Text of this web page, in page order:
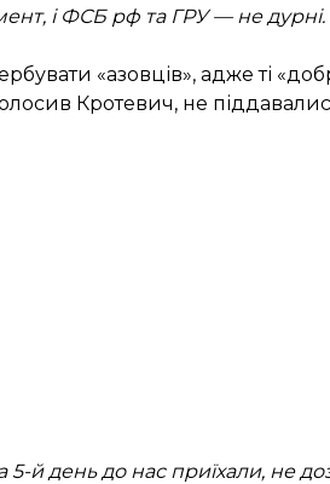
і ФСБ рф та ГРУ — не
«азовців», адже ті
Кротевич, не
й день до нас приїхали, не